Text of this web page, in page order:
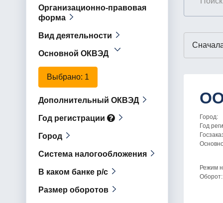
Организационно-правовая
форма
Вид деятельности
Основной ОКВЭД
Выбрано: 1
Дополнительный ОКВЭД
Год регистрации
Город
Система налогообложения
В каком банке р/с
Размер оборотов
Город:
Год
Режим
Оборот: